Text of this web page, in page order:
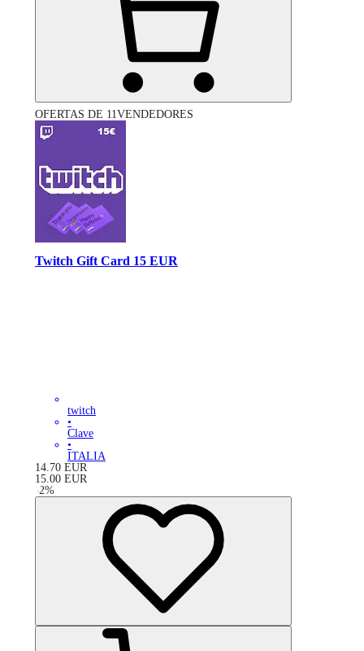
OFERTAS DE 11VENDEDORES
Twitch Gift Card 15 EUR
twitch
•
Clave
•
ITALIA
14.70 EUR
15.00 EUR
-2%